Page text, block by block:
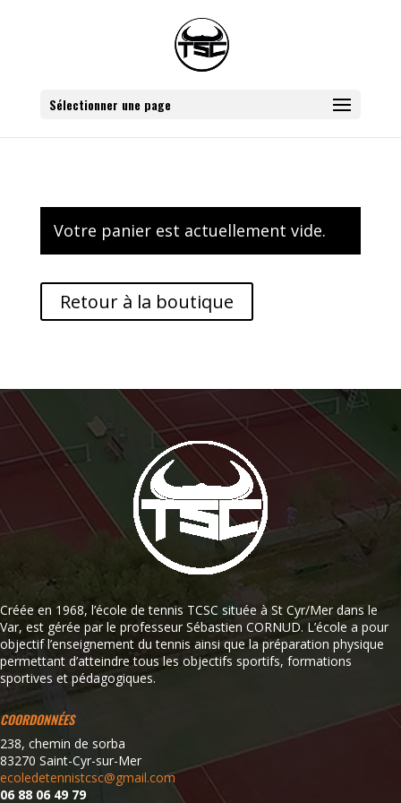
Sélectionner une page
Votre panier est actuellement vide.
Retour à la boutique
Créée en 1968, l’école de tennis TCSC située à St Cyr/Mer dans le
Var, est gérée par le professeur Sébastien CORNUD. L’école a pour
objectif l’enseignement du tennis ainsi que la préparation physique
permettant d’atteindre tous les objectifs sportifs, formations
sportives et pédagogiques.
COORDONNÉES
238, chemin de sorba
83270 Saint-Cyr-sur-Mer
ecoledetennistcsc@gmail.com
06 88 06 49 79